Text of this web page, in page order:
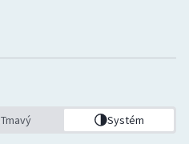
Tmavý Systém